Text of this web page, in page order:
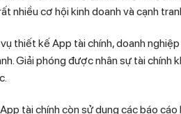
nhiều cơ hội kinh doanh và cạnh
thiết kế App tài chính, doanh
Giải phóng được nhân sự tài
tài chính còn sử dụng các báo